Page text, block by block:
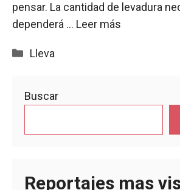
pensar. La cantidad de levadura
dependerá … Leer más
Categorías
Lleva
Buscar
Reportajes mas